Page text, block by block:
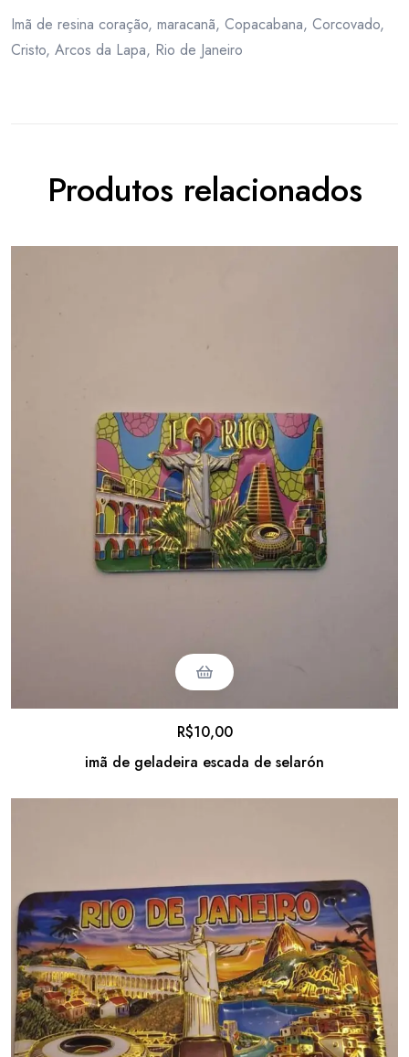
Imã de resina coração, maracanã, Copacabana, Corcovado,
Cristo, Arcos da Lapa, Rio de Janeiro
Produtos relacionados
imã de geladeira escada de selarón
R$10,00